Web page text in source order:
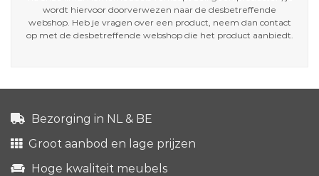
wordt hiervoor doorverwezen naar de desbetreffende
webshop. Heb je vragen over een product, neem dan contact
op met de desbetreffende webshop die het product aanbiedt.
Bezorging in NL & BE
Groot aanbod en lage prijzen
Hoge kwaliteit meubels